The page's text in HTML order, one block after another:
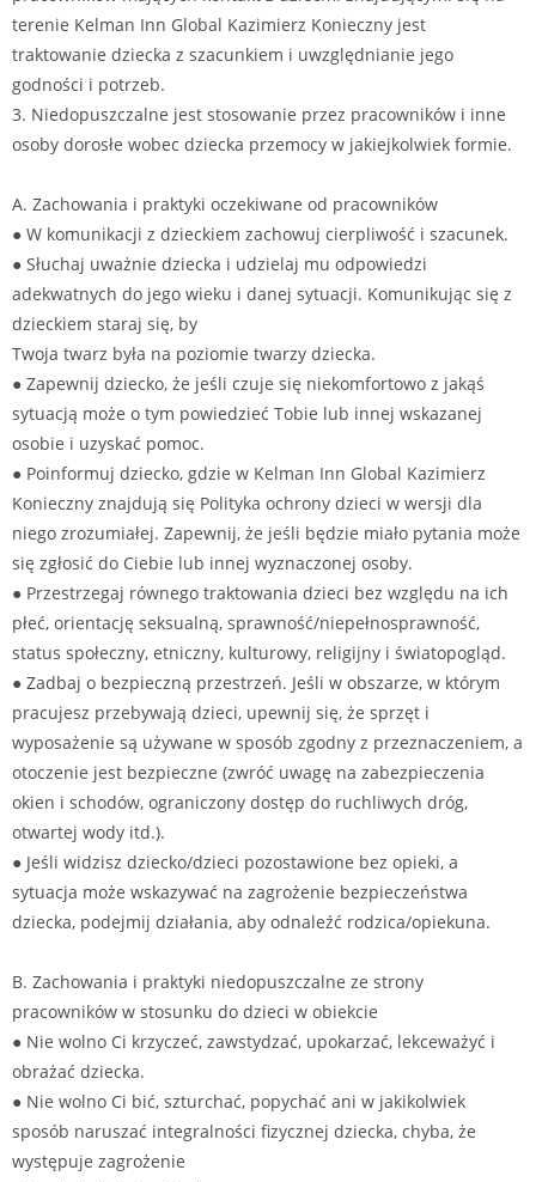
terenie Kelman Inn Global Kazimierz Konieczny jest
traktowanie dziecka z szacunkiem i uwzględnianie jego
godności i potrzeb.
3. Niedopuszczalne jest stosowanie przez pracowników i inne
osoby dorosłe wobec dziecka przemocy w jakiejkolwiek formie.
A. Zachowania i praktyki oczekiwane od pracowników
● W komunikacji z dzieckiem zachowuj cierpliwość i szacunek.
● Słuchaj uważnie dziecka i udzielaj mu odpowiedzi
adekwatnych do jego wieku i danej sytuacji. Komunikując się z
dzieckiem staraj się, by
Twoja twarz była na poziomie twarzy dziecka.
● Zapewnij dziecko, że jeśli czuje się niekomfortowo z jakąś
sytuacją może o tym powiedzieć Tobie lub innej wskazanej
osobie i uzyskać pomoc.
● Poinformuj dziecko, gdzie w Kelman Inn Global Kazimierz
Konieczny znajdują się Polityka ochrony dzieci w wersji dla
niego zrozumiałej. Zapewnij, że jeśli będzie miało pytania może
się zgłosić do Ciebie lub innej wyznaczonej osoby.
● Przestrzegaj równego traktowania dzieci bez względu na ich
płeć, orientację seksualną, sprawność/niepełnosprawność,
status społeczny, etniczny, kulturowy, religijny i światopogląd.
● Zadbaj o bezpieczną przestrzeń. Jeśli w obszarze, w którym
pracujesz przebywają dzieci, upewnij się, że sprzęt i
wyposażenie są używane w sposób zgodny z przeznaczeniem, a
otoczenie jest bezpieczne (zwróć uwagę na zabezpieczenia
okien i schodów, ograniczony dostęp do ruchliwych dróg,
otwartej wody itd.).
● Jeśli widzisz dziecko/dzieci pozostawione bez opieki, a
sytuacja może wskazywać na zagrożenie bezpieczeństwa
dziecka, podejmij działania, aby odnaleźć rodzica/opiekuna.
B. Zachowania i praktyki niedopuszczalne ze strony
pracowników w stosunku do dzieci w obiekcie
● Nie wolno Ci krzyczeć, zawstydzać, upokarzać, lekceważyć i
obrażać dziecka.
● Nie wolno Ci bić, szturchać, popychać ani w jakikolwiek
sposób naruszać integralności fizycznej dziecka, chyba, że
występuje zagrożenie